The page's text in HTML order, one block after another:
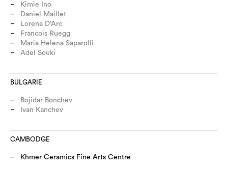
Kimie Ino
Daniel Maillet
Lorena D'Arc
Francois Ruegg
Maria Helena Saparolli
Adel Souki
BULGARIE
Bojidar Bonchev
Ivan Kanchev
CAMBODGE
Khmer Ceramics Fine Arts Centre